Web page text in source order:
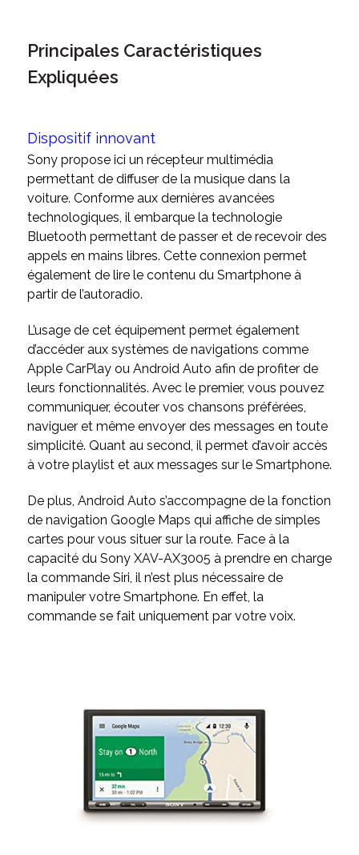
Principales Caractéristiques
Expliquées
Dispositif innovant
Sony propose ici un récepteur multimédia
permettant de diffuser de la musique dans la
voiture. Conforme aux dernières avancées
technologiques, il embarque la technologie
Bluetooth permettant de passer et de recevoir des
appels en mains libres. Cette connexion permet
également de lire le contenu du Smartphone à
partir de l’autoradio.
L’usage de cet équipement permet également
d’accéder aux systèmes de navigations comme
Apple CarPlay ou Android Auto afin de profiter de
leurs fonctionnalités. Avec le premier, vous pouvez
communiquer, écouter vos chansons préférées,
naviguer et même envoyer des messages en toute
simplicité. Quant au second, il permet d’avoir accès
à votre playlist et aux messages sur le Smartphone.
De plus, Android Auto s’accompagne de la fonction
de navigation Google Maps qui affiche de simples
cartes pour vous situer sur la route. Face à la
capacité du Sony XAV-AX3005 à prendre en charge
la commande Siri, il n’est plus nécessaire de
manipuler votre Smartphone. En effet, la
commande se fait uniquement par votre voix.